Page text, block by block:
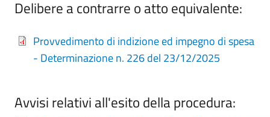
Delibere a contrarre o atto equivalente:
Provvedimento di indizione ed impegno di spesa
- Determinazione n. 226 del 23/12/2025
Avvisi relativi all'esito della procedura: